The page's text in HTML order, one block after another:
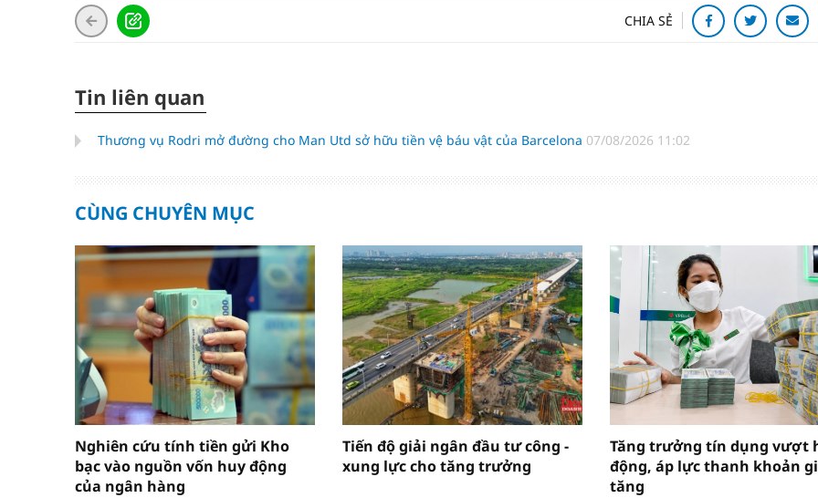
CHIA SẺ
Tin liên quan
Thương vụ Rodri mở đường cho Man Utd sở hữu tiền vệ báu vật của Barcelona 07/08/2026 11:02
CÙNG CHUYÊN MỤC
Nghiên cứu tính tiền gửi Kho
bạc vào nguồn vốn huy động
của ngân hàng
Tiến độ giải ngân đầu tư công -
xung lực cho tăng trưởng
Tăng trưởng tín dụng vượt
động, áp lực thanh khoản
tăng